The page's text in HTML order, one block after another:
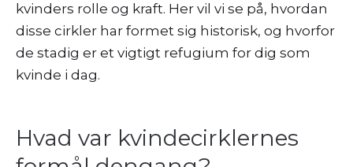
kvinders rolle og kraft. Her vil vi se på, hvordan
disse cirkler har formet sig historisk, og hvorfor
de stadig er et vigtigt refugium for dig som
kvinde i dag.
Hvad var kvindecirklernes